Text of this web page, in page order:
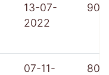
13-07-
2022
903
07-11-
809